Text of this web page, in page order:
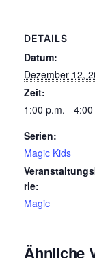
DETAILS
Datum:
Dezember 12,
Zeit:
1:00 p.m. -
Serien:
Magic Kids
rie:
Magic
Ähnliche